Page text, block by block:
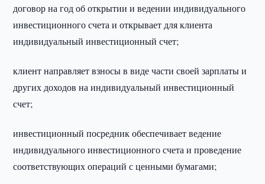
договор на год об открытии и ведении индивидуального
инвестиционного счета и открывает для клиента
индивидуальный инвестиционный счет;
клиент направляет взносы в виде части своей зарплаты и
других доходов на индивидуальный инвестиционный
счет;
инвестиционный посредник обеспечивает ведение
индивидуального инвестиционного счета и проведение
соответствующих операций с ценными бумагами;